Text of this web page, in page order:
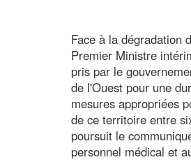
Face à la dégradation
Premier Ministre
pris par le
de l'Ouest pour une
mesures appropriées
de ce territoire entre
poursuit le
personnel médical et